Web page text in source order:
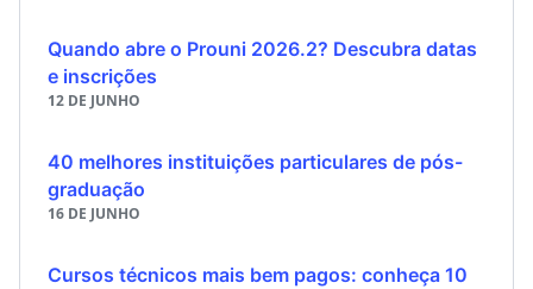
Quando abre o Prouni 2026.2? Descubra datas
e inscrições
12 DE JUNHO
40 melhores instituições particulares de pós-
graduação
16 DE JUNHO
Cursos técnicos mais bem pagos: conheça 10